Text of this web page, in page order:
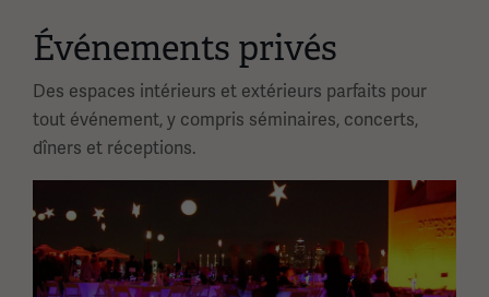
Événements privés
Des espaces intérieurs et extérieurs parfaits pour
tout événement, y compris séminaires, concerts,
dîners et réceptions.